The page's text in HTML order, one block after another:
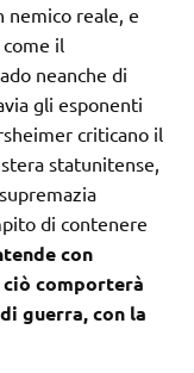
nemico reale, e
il
neanche di
gli esponenti
criticano il
statunitense,
di contenere
con
ciò comporterà
guerra, con la